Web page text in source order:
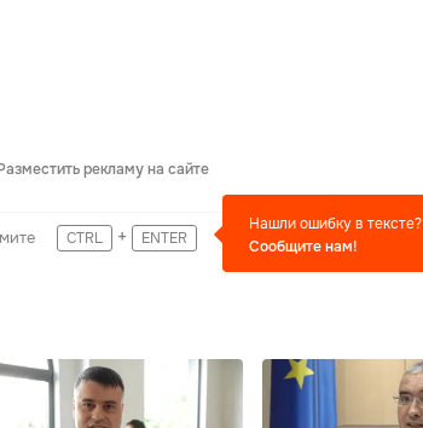
рекламу на сайте
CTRL + ENTER
Нашли ошибку в тексте?
Сообщите нам!